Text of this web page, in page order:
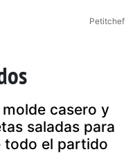
Petitchef
molde casero y
saladas para
todo el partido